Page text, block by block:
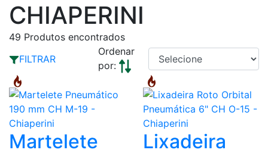
CHIAPERINI
49 Produtos encontrados
FILTRAR
Ordenar
por:
Martelete
Lixadeira